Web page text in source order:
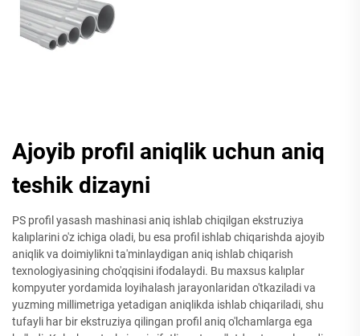
Ajoyib profil aniqlik uchun aniq
teshik dizayni
PS profil yasash mashinasi aniq ishlab chiqilgan ekstruziya
kalıplarini o'z ichiga oladi, bu esa profil ishlab chiqarishda ajoyib
aniqlik va doimiylikni ta'minlaydigan aniq ishlab chiqarish
texnologiyasining cho'qqisini ifodalaydi. Bu maxsus kalıplar
kompyuter yordamida loyihalash jarayonlaridan o'tkaziladi va
yuzming millimetriga yetadigan aniqlikda ishlab chiqariladi, shu
tufayli har bir ekstruziya qilingan profil aniq o'lchamlarga ega